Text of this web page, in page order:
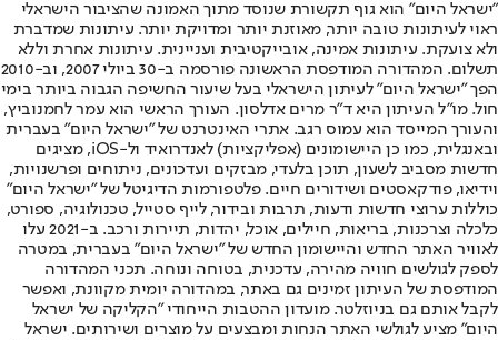
"ישראל היום" הוא גוף תקשורת שנוסד מתוך האמונה שהציבור הישראלי
ראוי לעיתונות טובה יותר, מאוזנת יותר ומדויקת יותר. עיתונות שמדברת
ולא צועקת. עיתונות אמינה, אובייקטיבית ועניינית. עיתונות אחרת וללא
תשלום. המהדורה המודפסת הראשונה פורסמה ב-30 ביולי 2007, וב-2010
הפך "ישראל היום" לעיתון הישראלי בעל שיעור החשיפה הגבוה ביותר בימי
חול. מו"ל העיתון היא ד"ר מרים אדלסון. העורך הראשי הוא עמר לחמנוביץ,
והעורך המייסד הוא עמוס רגב. אתרי האינטרנט של "ישראל היום" בעברית
ובאנגלית, כמו כן היישומונים (אפליקציות) לאנדרואיד ול-iOS, מציגים
חדשות מסביב לשעון, תוכן בלעדי, מבזקים ועדכונים, ניתוחים ופרשנויות,
וידיאו, פודקאסטים ושידורים חיים. פלטפורמות הדיגיטל של "ישראל היום"
כוללות ערוצי חדשות ודעות, תרבות ובידור, לייף סטייל, טכנולוגיה, ספורט,
כלכלה וצרכנות, בריאות, חיילים, אוכל, יהדות, תיירות ורכב. ב-2021 עלו
לאוויר האתר החדש והיישומון החדש של "ישראל היום" בעברית, במטרה
לספק לגולשים חוויה מהירה, עדכנית, בטוחה ונוחה. תכני המהדורה
המודפסת של העיתון זמינים גם באתר, במהדורה יומית מקוונת, ואפשר
לקבל אותם גם בניוזלטר. מועדון ההטבות הייחודי "הקליקה של ישראל
היום" מציע לגולשי האתר הנחות ומבצעים על מוצרים ושירותים. ישראל